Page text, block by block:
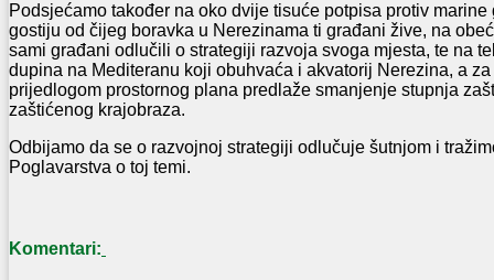
Podsjećamo također na oko dvije tisuće potpisa protiv
gostiju od čijeg boravka u Nerezinama ti građani žive, na
sami građani odlučili o strategiji razvoja svoga mjesta, te na
dupina na Mediteranu koji obuhvaća i akvatorij Nerezina, a
prijedlogom prostornog plana predlaže smanjenje stupnja
zaštićenog krajobraza.
Odbijamo da se o razvojnoj strategiji odlučuje šutnjom i
Poglavarstva o toj temi.
Komentari: